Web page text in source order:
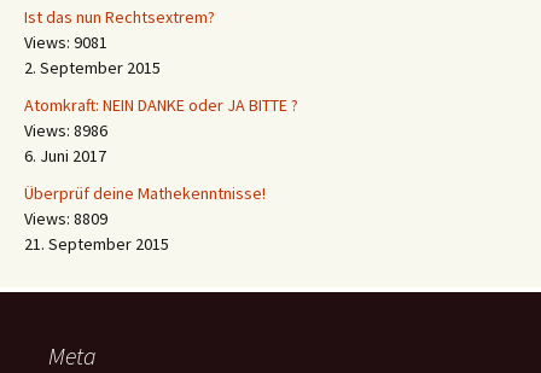
Ist das nun Rechtsextrem?
Views: 9081
2. September 2015
Atomkraft: NEIN DANKE oder JA BITTE ?
Views: 8986
6. Juni 2017
Überprüf deine Mathekenntnisse!
Views: 8809
21. September 2015
Meta